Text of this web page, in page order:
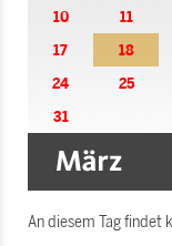
10
11
17
18
24
25
31
An diesem Tag findet